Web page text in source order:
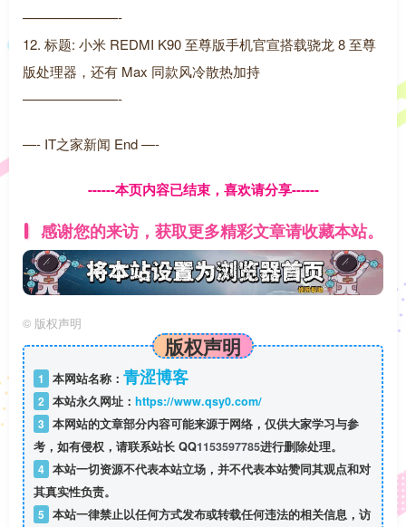
———————-
12. 标题: 小米 REDMI K90 至尊版手机官宣搭载骁龙 8 至尊
版处理器，还有 Max 同款风冷散热加持
———————-
—- IT之家新闻 End —-
------本页内容已结束，喜欢请分享------
感谢您的来访，获取更多精彩文章请收藏本站。
© 版权声明
版权声明
1 本网站名称： 青涩博客
2 本站永久网址： https://www.qsy0.com/
3 本网站的文章部分内容可能来源于网络，仅供大家学习与参
考，如有侵权，请联系站长 QQ1153597785进行删除处理。
4 本站一切资源不代表本站立场，并不代表本站赞同其观点和对
其真实性负责。
5 本站一律禁止以任何方式发布或转载任何违法的相关信息，访